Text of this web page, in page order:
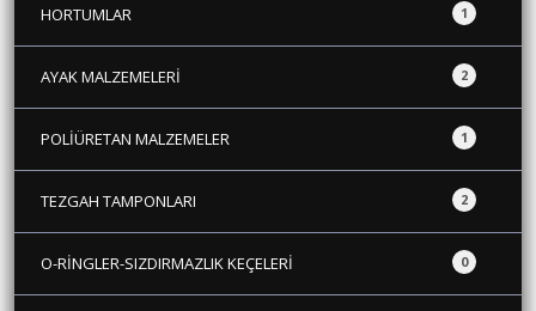
1
HORTUMLAR
2
AYAK MALZEMELERİ
1
POLİÜRETAN MALZEMELER
2
TEZGAH TAMPONLARI
0
O-RİNGLER-SIZDIRMAZLIK KEÇELERİ